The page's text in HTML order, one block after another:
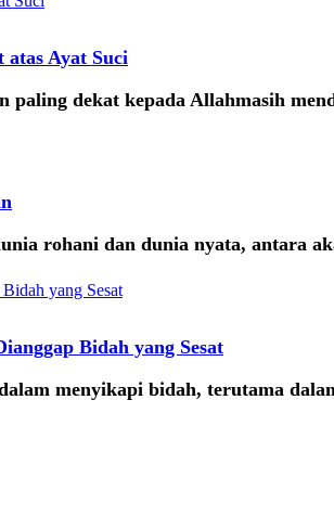
atas Ayat Suci
dekat kepada Allahmasih
rohani dan dunia nyata, antara
Bidah yang Sesat
menyikapi bidah, terutama